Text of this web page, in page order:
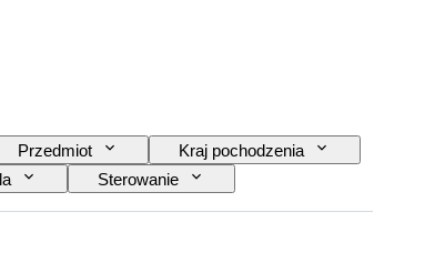
Przedmiot
Kraj pochodzenia
Sterowanie